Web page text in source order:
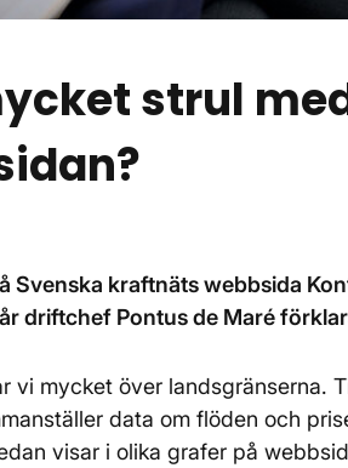
strul
Svenska kraftnäts webbsida
driftchef Pontus de Maré
vi mycket över landsgränserna.
data om flöden och
visar i olika grafer på